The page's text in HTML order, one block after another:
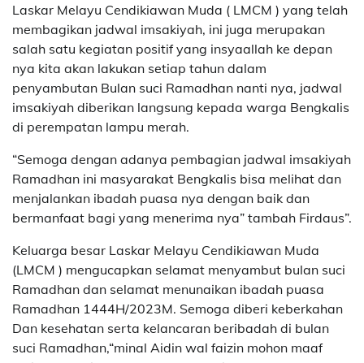
Laskar Melayu Cendikiawan Muda ( LMCM ) yang telah
membagikan jadwal imsakiyah, ini juga merupakan
salah satu kegiatan positif yang insyaallah ke depan
nya kita akan lakukan setiap tahun dalam
penyambutan Bulan suci Ramadhan nanti nya, jadwal
imsakiyah diberikan langsung kepada warga Bengkalis
di perempatan lampu merah.
“Semoga dengan adanya pembagian jadwal imsakiyah
Ramadhan ini masyarakat Bengkalis bisa melihat dan
menjalankan ibadah puasa nya dengan baik dan
bermanfaat bagi yang menerima nya” tambah Firdaus”.
Keluarga besar Laskar Melayu Cendikiawan Muda
(LMCM ) mengucapkan selamat menyambut bulan suci
Ramadhan dan selamat menunaikan ibadah puasa
Ramadhan 1444H/2023M. Semoga diberi keberkahan
Dan kesehatan serta kelancaran beribadah di bulan
suci Ramadhan,“minal Aidin wal faizin mohon maaf